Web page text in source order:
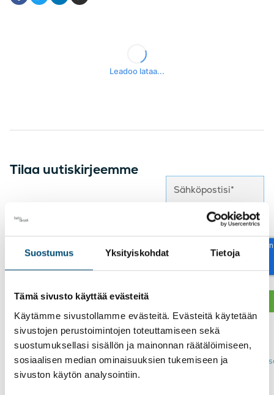
Suostumus Yksityiskohdat Tietoja
Tämä sivusto käyttää evästeitä
Käytämme sivustollamme evästeitä. Evästeitä käytetään
sivustojen perustoimintojen toteuttamiseen sekä
suostumuksellasi sisällön ja mainonnan räätälöimiseen,
sosiaalisen median ominaisuuksien tukemiseen ja
sivuston käytön analysointiin.
FacebookLinkedIn
Kopioi
Tilaa uutiskirjeemme
reCAPTCHA
Näin käsittelemme
Tutustu